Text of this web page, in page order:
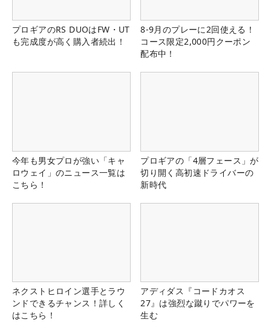
プロギアのRS DUOはFW・UT
も完成度が高く購入者続出！
8-9月のプレーに2回使える！
コース限定2,000円クーポン
配布中！
今年も男女プロが強い「キャ
ロウェイ」のニュース一覧は
こちら！
プロギアの「4層フェース」が
切り開く高初速ドライバーの
新時代
ネクストヒロイン選手とラウ
ンドできるチャンス！詳しく
はこちら！
アディダス『コードカオス
27』は強烈な蹴りでパワーを
生む